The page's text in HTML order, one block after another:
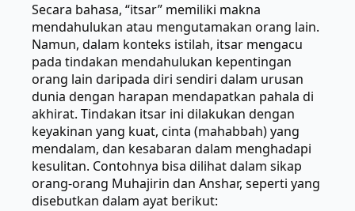
Secara bahasa, “itsar” memiliki makna
mendahulukan atau mengutamakan orang lain.
Namun, dalam konteks istilah, itsar mengacu
pada tindakan mendahulukan kepentingan
orang lain daripada diri sendiri dalam urusan
dunia dengan harapan mendapatkan pahala di
akhirat. Tindakan itsar ini dilakukan dengan
keyakinan yang kuat, cinta (mahabbah) yang
mendalam, dan kesabaran dalam menghadapi
kesulitan. Contohnya bisa dilihat dalam sikap
orang-orang Muhajirin dan Anshar, seperti yang
disebutkan dalam ayat berikut: